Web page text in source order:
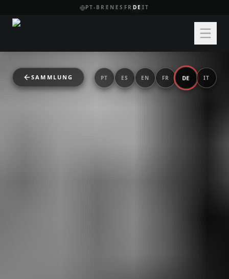
PT-BR EN ES FR DE IT
SAMMLUNG PT ES EN FR DE IT